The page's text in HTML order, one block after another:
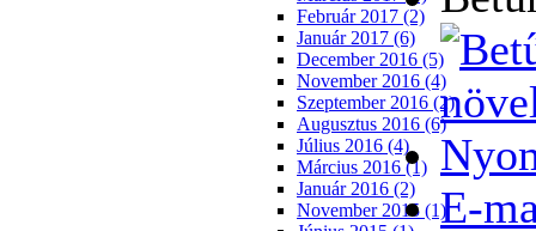
Február 2017 (2)
Január 2017 (6)
December 2016 (5)
November 2016 (4)
Szeptember 2016 (2)
Augusztus 2016 (6)
Július 2016 (4)
Március 2016 (1)
Január 2016 (2)
November 2015 (1)E-